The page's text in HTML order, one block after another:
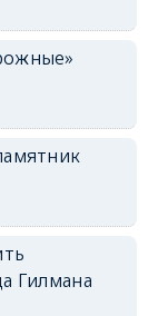
Гилмана